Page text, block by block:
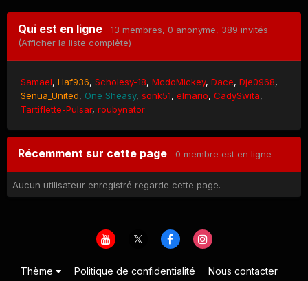
Qui est en ligne 13 membres, 0 anonyme, 389 invités
(Afficher la liste complète)
Samael Haf936 Scholesy-18 McdoMickey Dace Dje0968
Senua_United
One Sheasy sonk51 elmario CadySwita
Tartiflette-Pulsar roubynator
Récemment sur cette page 0 membre est en ligne
Aucun utilisateur enregistré regarde cette page.
Thème Politique de confidentialité
Nous contacter